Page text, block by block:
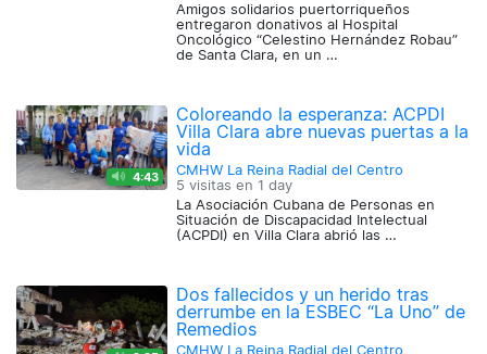
Amigos solidarios puertorriqueños
entregaron donativos al Hospital
Oncológico “Celestino Hernández Robau”
de Santa Clara, en un …
4:43
Coloreando la esperanza: ACPDI
Villa Clara abre nuevas puertas a la
vida
CMHW La Reina Radial del Centro
5 visitas en 1 day
La Asociación Cubana de Personas en
Situación de Discapacidad Intelectual
(ACPDI) en Villa Clara abrió las …
Dos fallecidos y un herido tras
derrumbe en la ESBEC “La Uno” de
Remedios
CMHW La Reina Radial del Centro